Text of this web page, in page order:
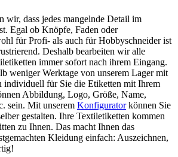
wir, dass jedes mangelnde Detail im
Egal ob Knöpfe, Faden oder
für Profi- als auch für Hobbyschneider ist
Deshalb bearbeiten wir alle
immer sofort nach ihrem Eingang.
weniger Werktage von unserem Lager mit
individuell für Sie die Etiketten mit Ihrem
Abbildung, Logo, Größe, Name,
sein. Mit unserem Konfiguratorkönnen Sie
gestalten. Ihre Textiletiketten kommen
zu Ihnen. Das macht Ihnen das
Kleidung einfach: Auszeichnen,